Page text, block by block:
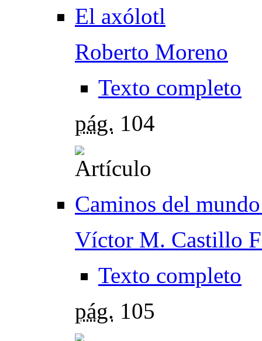
El axólotl
Roberto Moreno
Texto completo
pág. 104
Caminos del
Víctor M. Castillo
Texto completo
pág. 105